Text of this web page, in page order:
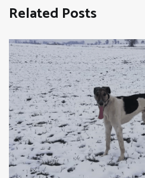
Related Posts